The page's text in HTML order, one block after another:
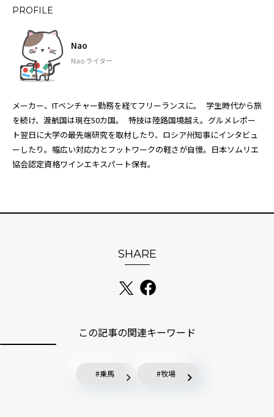
PROFILE
Nao
Nao ライター
メーカー、ITベンチャー勤務を経てフリーランスに。 学生時代から旅
を続け、渡航国は現在50カ国。 特技は陸路国境越え。グルメレポー
ト翌日に大学の最先端研究を取材したり、ロシア州知事にインタビュ
ーしたり。幅広い対応力とフットワークの軽さが自慢。日本ソムリエ
協会認定資格ワインエキスパート保有。
SHARE
この記事の関連キーワード
乗馬 牧場